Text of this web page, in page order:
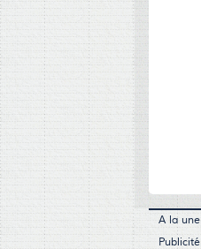
A la une
Publicité